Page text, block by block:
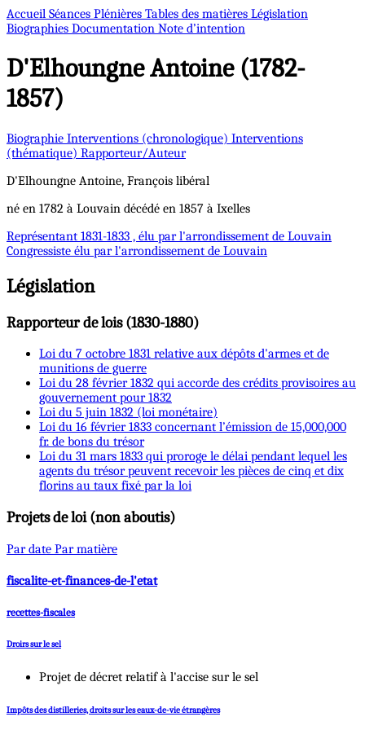
Accueil Séances Plénières Tables des matières Législation
Biographies Documentation Note d’intention
D'ElhoungneAntoine (1782-
1857)
Biographie Interventions (chronologique) Interventions
(thématique) Rapporteur/Auteur
D'Elhoungne Antoine, François libéral
né en 1782 à Louvain décédé en 1857 à Ixelles
Représentant 1831-1833 , élu par l'arrondissement de Louvain
Congressiste élu par l'arrondissement de Louvain
Législation
Rapporteur de lois (1830-1880)
Loi du 7 octobre 1831 relative aux dépôts d'armes et de
munitions de guerre
Loi du 28 février 1832 qui accorde des crédits provisoires au
gouvernement pour 1832
Loi du 5 juin 1832 (loi monétaire)
Loi du 16 février 1833 concernant l’émission de 15,000,000
fr. de bons du trésor
Loi du 31 mars 1833 qui proroge le délai pendant lequel les
agents du trésor peuvent recevoir les pièces de cinq et dix
florins au taux fixé par la loi
Projets de loi (non aboutis)
Par date Par matière
fiscalite-et-finances-de-l'etat
recettes-fiscales
Droirs sur le sel
Projet de décret relatif à l'accise sur le sel
Impôts des distilleries, droits sur les eaux-de-vie étrangères